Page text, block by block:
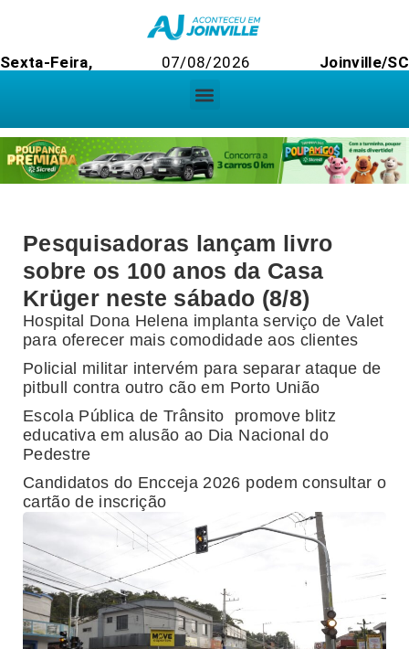
Sexta-Feira, 07/08/2026 Joinville/SC
Pesquisadoras lançam livro
sobre os 100 anos da Casa
Krüger neste sábado (8/8)
Hospital Dona Helena implanta serviço de Valet
para oferecer mais comodidade aos clientes
Policial militar intervém para separar ataque de
pitbull contra outro cão em Porto União
Escola Pública de Trânsito promove blitz
educativa em alusão ao Dia Nacional do
Pedestre
Candidatos do Encceja 2026 podem consultar o
cartão de inscrição